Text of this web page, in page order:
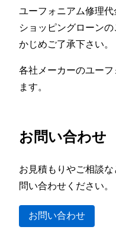
ユーフォニアム修理
ショッピングローン
かじめご了承下さい。
各社メーカーのユー
ます。
お問い合わせ
お見積もりやご相談
問い合わせください。
お問い合わせ